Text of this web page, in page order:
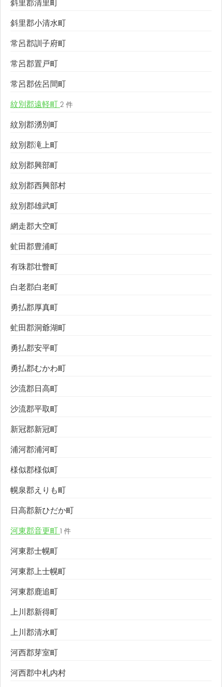
斜里郡清里町
斜里郡小清水町
常呂郡訓子府町
常呂郡置戸町
常呂郡佐呂間町
紋別郡遠軽町 2 件
紋別郡湧別町
紋別郡滝上町
紋別郡興部町
紋別郡西興部村
紋別郡雄武町
網走郡大空町
虻田郡豊浦町
有珠郡壮瞥町
白老郡白老町
勇払郡厚真町
虻田郡洞爺湖町
勇払郡安平町
勇払郡むかわ町
沙流郡日高町
沙流郡平取町
新冠郡新冠町
浦河郡浦河町
様似郡様似町
幌泉郡えりも町
日高郡新ひだか町
河東郡音更町 1 件
河東郡士幌町
河東郡上士幌町
河東郡鹿追町
上川郡新得町
上川郡清水町
河西郡芽室町
河西郡中札内村